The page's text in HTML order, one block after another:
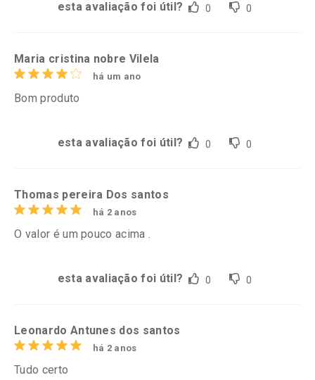
esta avaliação foi útil? 0 0
Maria cristina nobre Vilela
há um ano
Bom produto
esta avaliação foi útil? 0 0
Thomas pereira Dos santos
há 2 anos
O valor é um pouco acima .
esta avaliação foi útil? 0 0
Leonardo Antunes dos santos
há 2 anos
Tudo certo